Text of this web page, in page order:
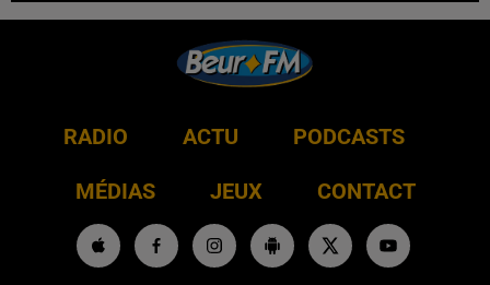
RADIO ACTU PODCASTS
MÉDIAS JEUX CONTACT